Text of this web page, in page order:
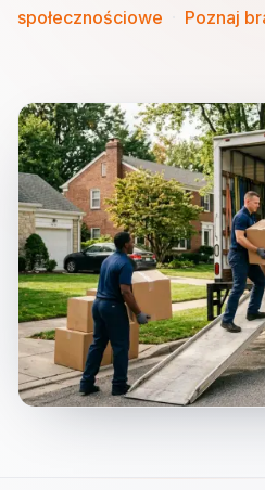
społecznościowe
Poznaj